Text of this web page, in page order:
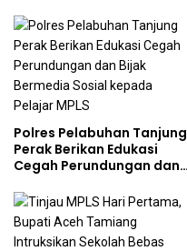
Kalangan Remaja
Polres Pelabuhan Tanjung
Perak Berikan Edukasi
Cegah Perundungan dan
kepada Pelajar MPLS